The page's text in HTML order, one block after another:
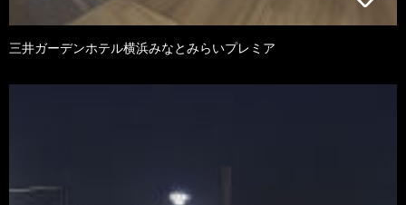
三井ガーデンホテル横浜みなとみらいプレミア